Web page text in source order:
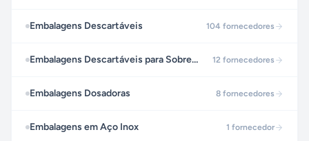
Embalagens Descartáveis 104 fornecedores
Embalagens Descartáveis para Sobremesas 12 fornecedores
Embalagens Dosadoras 8 fornecedores
Embalagens em Aço Inox 1 fornecedor